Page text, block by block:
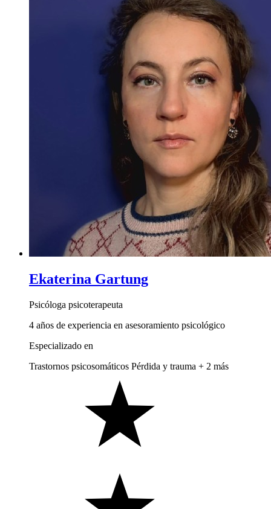
Ekaterina Gartung
Psicóloga psicoterapeuta
4 años de experiencia en asesoramiento psicológico
Especializado en
Trastornos psicosomáticos Pérdida y trauma + 2 más